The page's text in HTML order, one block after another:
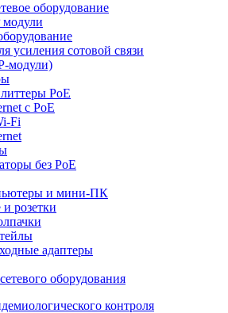
оборудование
модули
усиления сотовой связи
модули)
PoE
с PoE
Fi
без PoE
и мини-ПК
розетки
адаптеры
оборудования
контроля